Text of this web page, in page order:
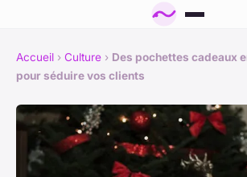
Accueil › Culture › Des pochettes cadeaux
pour séduire vos clients